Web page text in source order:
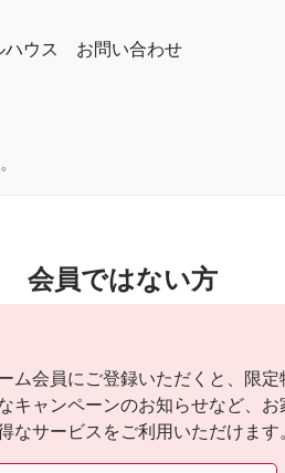
ハウス お問い合わせ
会員ではない方
ム会員にご登録いただくと、限定
キャンペーンのお知らせなど、お
なサービスをご利用いただけます